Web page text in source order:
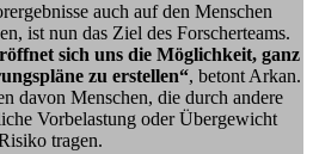
auch auf den Menschen
ist nun das Ziel des Forscherteams.
sich uns die Möglichkeit, ganz
zu erstellen“, betont Arkan.
davon Menschen, die durch andere
Vorbelastung oder Übergewicht
tragen.